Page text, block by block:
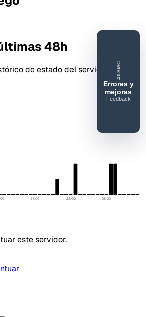
48h
de estado del servidor.
14:00 22:00 06:00
este servidor.
40SMC
Errores y
mejoras
Feedback